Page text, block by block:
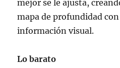
mejor se le ajusta,
mapa de profundidad
información visual.
Lo barato